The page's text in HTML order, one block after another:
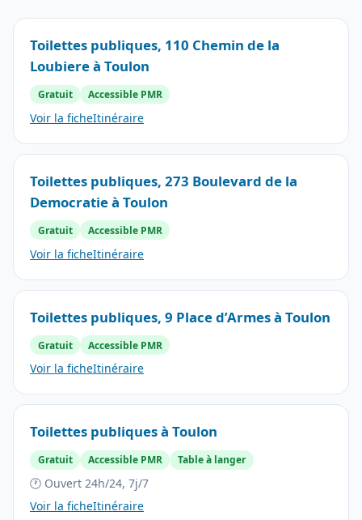
Toilettes publiques, 110 Chemin de la
Loubiere à Toulon
Gratuit Accessible PMR
Voir la ficheItinéraire
Toilettes publiques, 273 Boulevard de la
Democratie à Toulon
Gratuit Accessible PMR
Voir la ficheItinéraire
Toilettes publiques, 9 Place d’Armes à Toulon
Gratuit Accessible PMR
Voir la ficheItinéraire
Toilettes publiques à Toulon
Gratuit Accessible PMR Table à langer
🕐 Ouvert 24h/24, 7j/7
Voir la ficheItinéraire